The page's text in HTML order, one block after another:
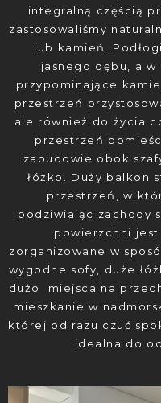
integralną częścią
zastosowaliśmy
lub kamień.
jasnego dębu, a w
przypominające
przestrzeń
ale również do życia
przestrzeń
zabudowie obok
łóżko. Duży balkon
przestrzeń, w
podziwiając zachody
powierzchni
zorganizowane w
wygodne sofy, duże
dużo miejsca na
mieszkanie w
której od razu czuć
idealna do